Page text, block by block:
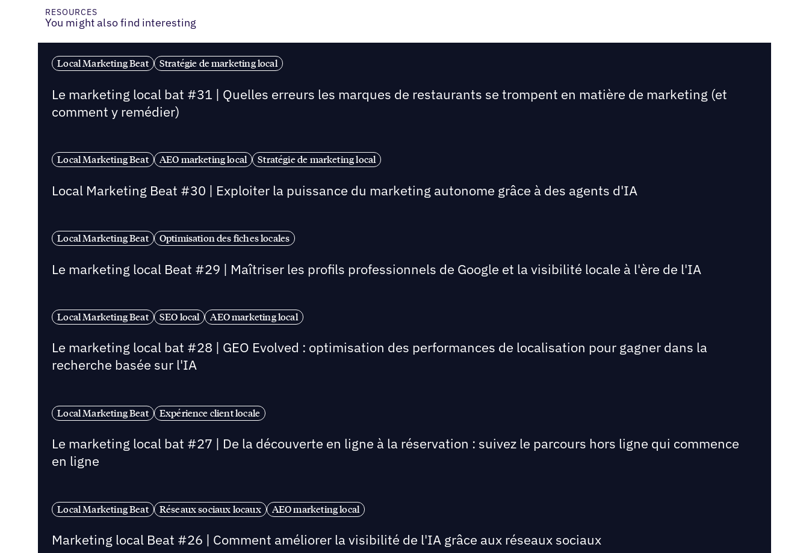
RESOURCES
You might also find interesting
Local Marketing Beat Stratégie de marketing local
Le marketing local bat #31 | Quelles erreurs les marques de restaurants se trompent en matière de marketing (et
comment y remédier)
Local Marketing Beat AEO marketing local Stratégie de marketing local
Local Marketing Beat #30 | Exploiter la puissance du marketing autonome grâce à des agents d'IA
Local Marketing Beat Optimisation des fiches locales
Le marketing local Beat #29 | Maîtriser les profils professionnels de Google et la visibilité locale à l'ère de l'IA
Local Marketing Beat SEO local AEO marketing local
Le marketing local bat #28 | GEO Evolved : optimisation des performances de localisation pour gagner dans la
recherche basée sur l'IA
Local Marketing Beat Expérience client locale
Le marketing local bat #27 | De la découverte en ligne à la réservation : suivez le parcours hors ligne qui commence
en ligne
Local Marketing Beat Réseaux sociaux locaux AEO marketing local
Marketing local Beat #26 | Comment améliorer la visibilité de l'IA grâce aux réseaux sociaux